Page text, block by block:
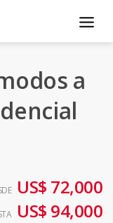
a
US$ 72,000
US$ 94,000